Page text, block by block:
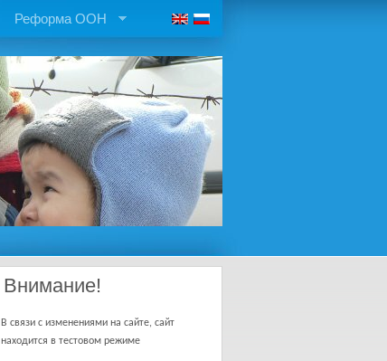
Реформа ООН
Внимание!
В связи с изменениями на сайте, сайт
находится в тестовом режиме